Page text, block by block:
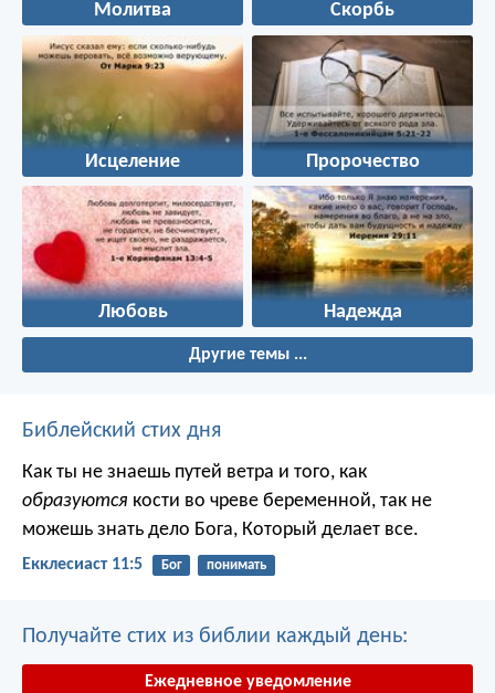
Молитва Скорбь
Исцеление Пророчество
Любовь Надежда
Другие темы ...
Библейский стих дня
Как ты не знаешь путей ветра и того, как
образуются кости во чреве беременной, так не
можешь знать дело Бога, Который делает все.
Екклесиаст 11:5 Бог понимать
Получайте стих из библии каждый день:
Ежедневное уведомление